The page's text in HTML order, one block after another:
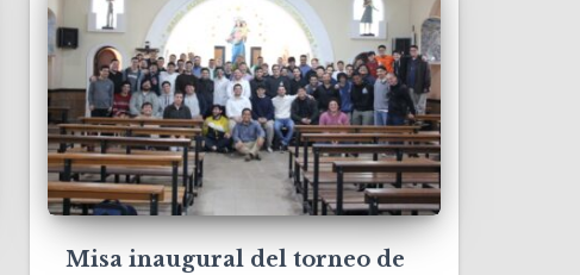
Misa inaugural del torneo de